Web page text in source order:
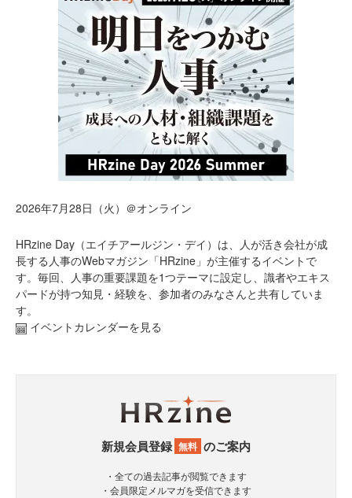
2026年7月28日（火）＠オンライン
HRzine Day（エイチアールジン・デイ）は、人が活き会社が成
長する人事のWebマガジン「HRzine」が主催するイベントで
す。毎回、人事の重要課題を1つテーマに設定し、識者やエキス
パードが持つ知見・経験を、参加者のみなさんと共有していま
す。
イベントカレンダーを見る
新規会員登録 無料 のご案内
・全ての過去記事が閲覧できます
・会員限定メルマガを受信できます